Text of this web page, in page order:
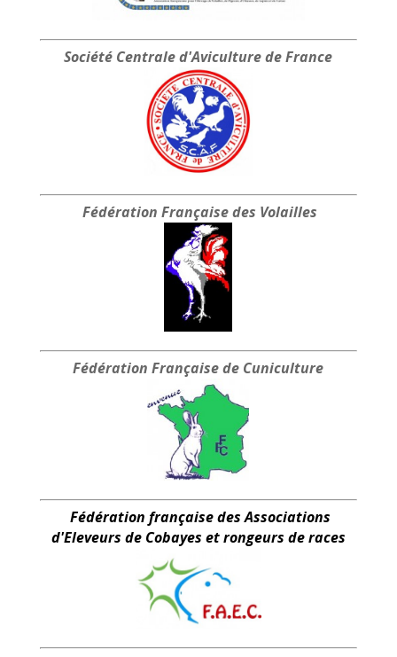
Société Centraled'Aviculture de France
Fédération Française des Volailles
Fédération Française de Cuniculture
Fédération française des Associations
d'Eleveurs de Cobayes et rongeurs de races